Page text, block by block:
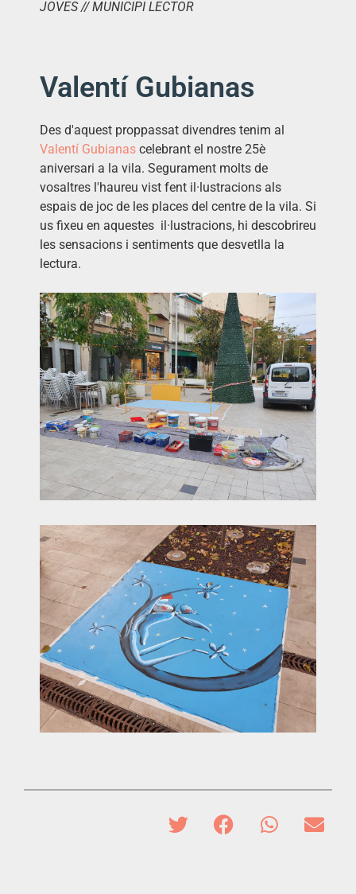
JOVES // MUNICIPI LECTOR
Valentí Gubianas
Des d'aquest proppassat divendres tenim al
Valentí Gubianas celebrant el nostre 25è
aniversari a la vila. Segurament molts de
vosaltres l'haureu vist fent il·lustracions als
espais de joc de les places del centre de la vila. Si
us fixeu en aquestes il·lustracions, hi descobrireu
les sensacions i sentiments que desvetlla la
lectura.